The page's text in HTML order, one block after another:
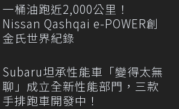
一桶油跑近2,000公里！
Nissan Qashqai e-POWER創
金氏世界紀錄
Subaru坦承性能車「變得太無
聊」成立全新性能部門，三款
手排跑車開發中！